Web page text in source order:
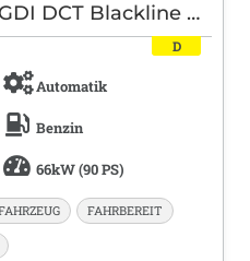
Hyundai i20 FL 1.0 T-GDI DCT Blackline Navi|Kamera|BOSE
Automatik
Benzin
66kW (90 PS)
D
FAHRBEREIT